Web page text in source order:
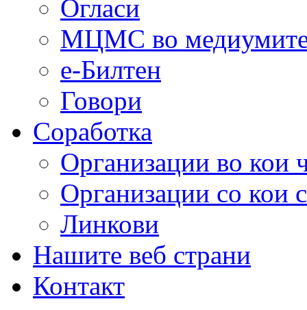
Огласи
МЦМС во
е-Билтен
Говори
Соработка
Организации во кои
Организации со кои
Линкови
Нашите веб страни
Контакт